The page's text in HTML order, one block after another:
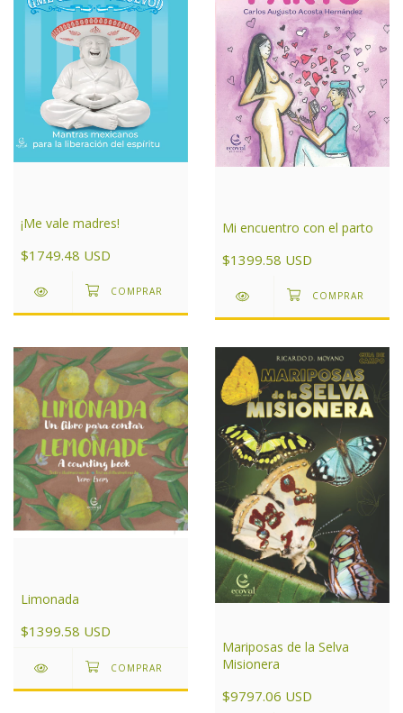
¡Me vale madres!
$1749.48 USD
Mi encuentro con el parto
$1399.58 USD
Limonada
$1399.58 USD
Mariposas de la Selva
Misionera
$9797.06 USD